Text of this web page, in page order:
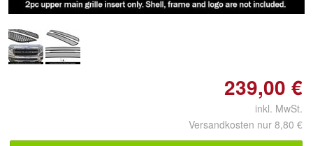
239,00 €
inkl. MwSt.
Versandkosten nur 8,80 €